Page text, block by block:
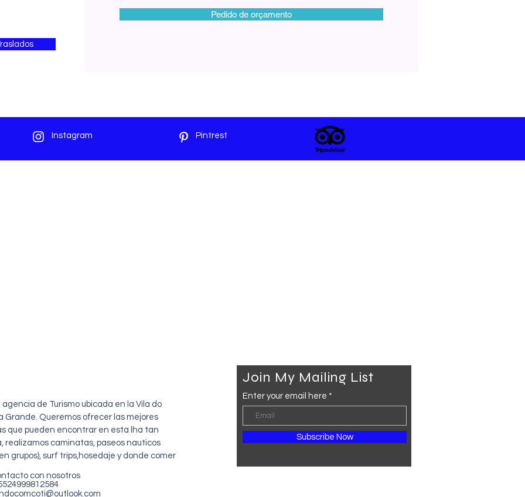
Pedido de orçamento
Instagram Pintrest
agencia de Turismo ubicada en la Vila do
Grande. Queremos ofrecer las mejores
que pueden encontrar en esta lha tan
realizamos caminatas, paseos nauticos
grupos), surf trips,hosedaje y donde comer
con nosotros
Join My Mailing List
Enter your email here
Subscribe Now